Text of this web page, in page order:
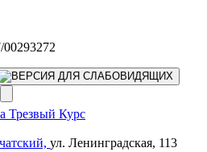
ул. Ленинградская, 113